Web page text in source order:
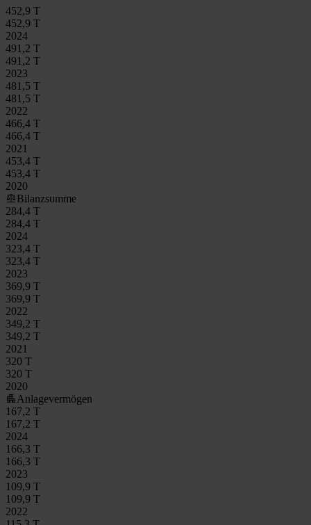
452,9 T
452,9 T
2024
491,2 T
491,2 T
2023
481,5 T
481,5 T
2022
466,4 T
466,4 T
2021
453,4 T
453,4 T
2020
Bilanzsumme
284,4 T
284,4 T
2024
323,4 T
323,4 T
2023
369,9 T
369,9 T
2022
349,2 T
349,2 T
2021
320 T
320 T
2020
Anlagevermögen
167,2 T
167,2 T
2024
166,3 T
166,3 T
2023
109,9 T
109,9 T
2022